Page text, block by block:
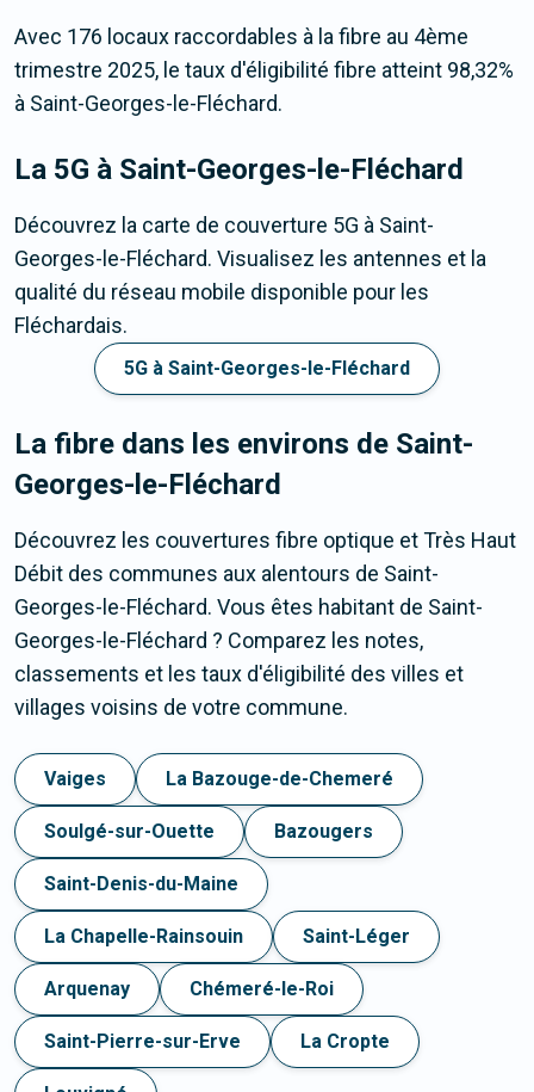
Avec 176 locaux raccordables à la fibre au 4ème
trimestre 2025, le taux d'éligibilité fibre atteint 98,32%
à Saint-Georges-le-Fléchard.
La 5G à Saint-Georges-le-Fléchard
Découvrez la carte de couverture 5G à Saint-
Georges-le-Fléchard. Visualisez les antennes et la
qualité du réseau mobile disponible pour les
Fléchardais.
5G à Saint-Georges-le-Fléchard
La fibre dans les environs de Saint-
Georges-le-Fléchard
Découvrez les couvertures fibre optique et Très Haut
Débit des communes aux alentours de Saint-
Georges-le-Fléchard. Vous êtes habitant de Saint-
Georges-le-Fléchard ? Comparez les notes,
classements et les taux d'éligibilité des villes et
villages voisins de votre commune.
Vaiges La Bazouge-de-Chemeré
Soulgé-sur-Ouette Bazougers
Saint-Denis-du-Maine
La Chapelle-Rainsouin Saint-Léger
Arquenay Chémeré-le-Roi
Saint-Pierre-sur-Erve La Cropte